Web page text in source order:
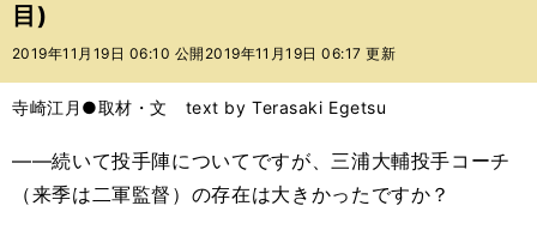
テ
ー
バ
目)
2019年11月19日 06:10 公開 2019年11月19日 06:17 更新
寺崎江月●取材・文 text by Terasaki Egetsu
――続いて投手陣についてですが、三浦大輔投手コーチ
（来季は二軍監督）の存在は大きかったですか？